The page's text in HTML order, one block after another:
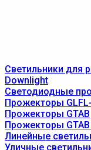
Светильники для
Downlight
Светодиодные
Прожекторы
Прожекторы GTAB
Прожекторы
Линейные
Уличные